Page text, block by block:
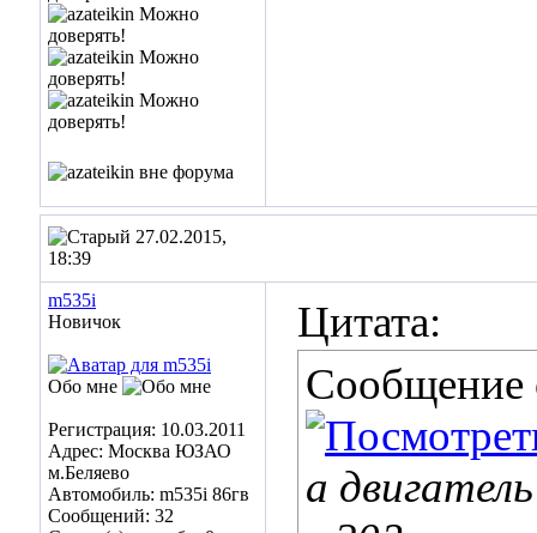
27.02.2015,
18:39
m535i
Новичок
Обо мне
Регистрация: 10.03.2011
Адрес: Москва ЮЗАО
м.Беляево
Автомобиль: m535i 86гв
Сообщений: 32
Цитата:
Сообщение
а